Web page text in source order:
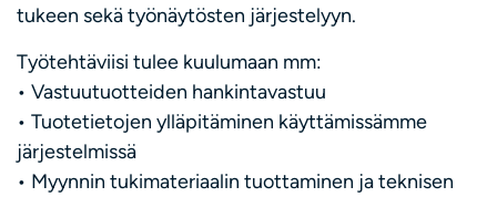
tukeen sekä työnäytösten järjestelyyn.
Työtehtäviisi tulee kuulumaan mm:
• Vastuutuotteiden hankintavastuu
• Tuotetietojen ylläpitäminen käyttämissämme
järjestelmissä
• Myynnin tukimateriaalin tuottaminen ja teknisen